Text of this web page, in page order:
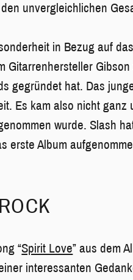
unvergleichlichen
in Bezug auf
Gitarrenhersteller
gegründet hat. Das
Es kam also nicht ganz
wurde. Slash
erste Album
“Spirit Love” aus dem
interessanten